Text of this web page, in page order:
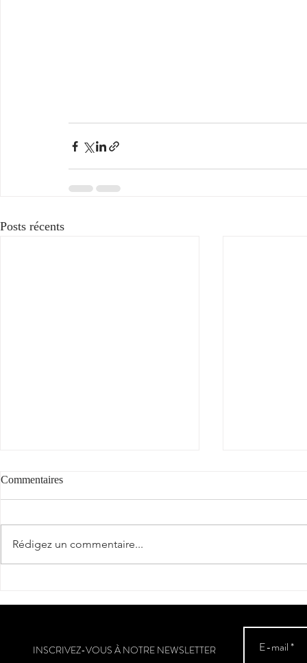
Posts récents
"Cantèra"
Commentaires
Rédigez un commentaire...
INSCRIVEZ-VOUS À NOTRE NEWSLETTER